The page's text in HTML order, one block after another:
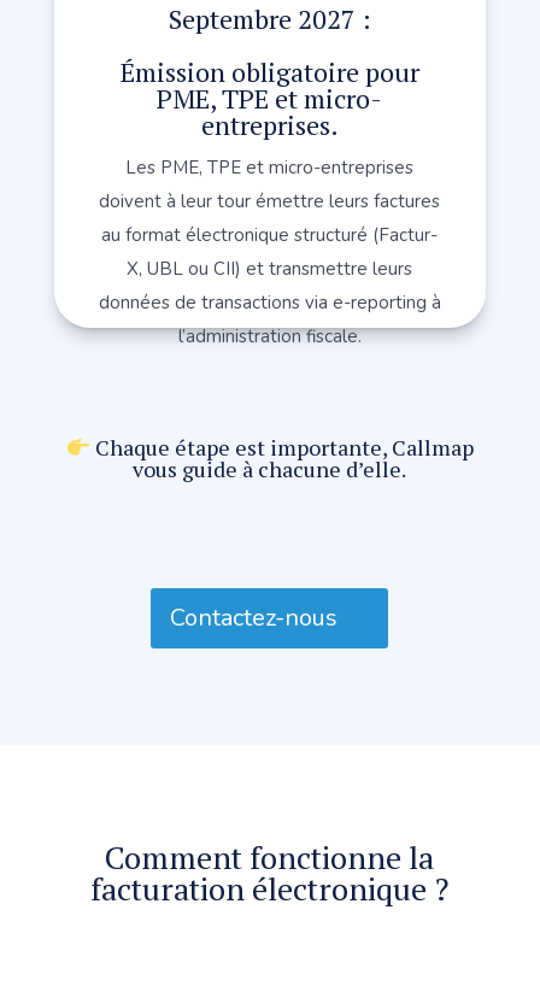
Septembre 2027 :
Émission obligatoire pour
PME, TPE et micro-
entreprises.
Les PME, TPE et micro-entreprises
doivent à leur tour émettre leurs factures
au format électronique structuré (Factur-
X, UBL ou CII) et transmettre leurs
données de transactions via e-reporting à
l’administration fiscale.
Chaque étape est importante, Callmap
vous guide à chacune d’elle.
Contactez-nous
Comment fonctionne la
facturation électronique ?